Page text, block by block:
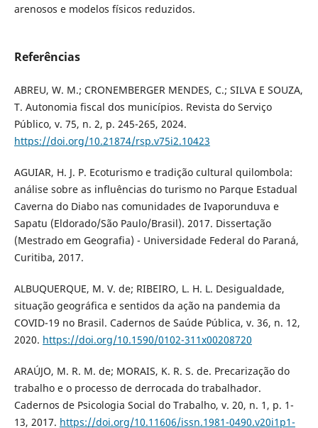
arenosos e modelos físicos reduzidos.
Referências
ABREU, W. M.; CRONEMBERGER MENDES, C.; SILVA E SOUZA,
T. Autonomia fiscal dos municípios. Revista do Serviço
Público, v. 75, n. 2, p. 245-265, 2024.
https://doi.org/10.21874/rsp.v75i2.10423
AGUIAR, H. J. P. Ecoturismo e tradição cultural quilombola:
análise sobre as influências do turismo no Parque Estadual
Caverna do Diabo nas comunidades de Ivaporunduva e
Sapatu (Eldorado/São Paulo/Brasil). 2017. Dissertação
(Mestrado em Geografia) - Universidade Federal do Paraná,
Curitiba, 2017.
ALBUQUERQUE, M. V. de; RIBEIRO, L. H. L. Desigualdade,
situação geográfica e sentidos da ação na pandemia da
COVID-19 no Brasil. Cadernos de Saúde Pública, v. 36, n. 12,
2020. https://doi.org/10.1590/0102-311x00208720
ARAÚJO, M. R. M. de; MORAIS, K. R. S. de. Precarização do
trabalho e o processo de derrocada do trabalhador.
Cadernos de Psicologia Social do Trabalho, v. 20, n. 1, p. 1-
13, 2017. https://doi.org/10.11606/issn.1981-0490.v20i1p1-